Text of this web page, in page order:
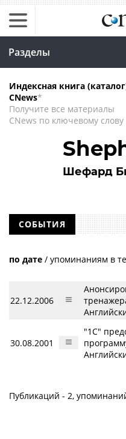
Разделы
Индексная книга
CNews*
Получите все материалы
CNews по ключевому слову
Шефард
СОБЫТИЯ
по дате / упоминаниям в
22.12.2006
30.08.2001
"1С"
Публикаций - 2,